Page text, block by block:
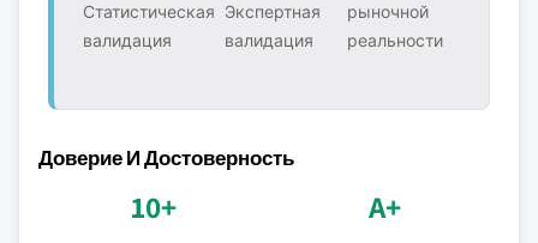
Статистическая
валидация
Экспертная
валидация
рыночной
реальности
Доверие И Достоверность
10+ A+